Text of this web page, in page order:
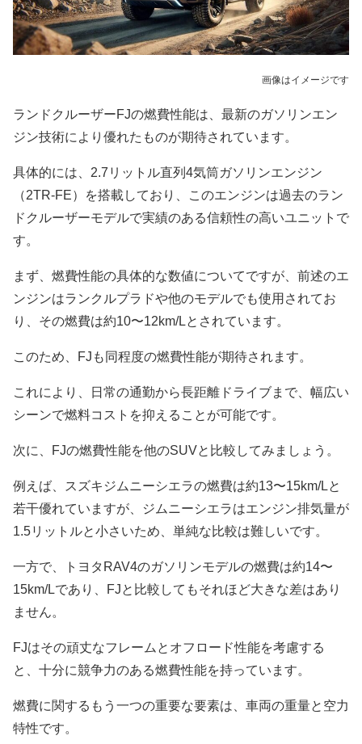
画像はイメージです
ランドクルーザーFJの燃費性能は、最新のガソリンエン
ジン技術により優れたものが期待されています。
具体的には、2.7リットル直列4気筒ガソリンエンジン
（2TR-FE）を搭載しており、このエンジンは過去のラン
ドクルーザーモデルで実績のある信頼性の高いユニットで
す。
まず、燃費性能の具体的な数値についてですが、前述のエ
ンジンはランクルプラドや他のモデルでも使用されてお
り、その燃費は約10〜12km/Lとされています。
このため、FJも同程度の燃費性能が期待されます。
これにより、日常の通勤から長距離ドライブまで、幅広い
シーンで燃料コストを抑えることが可能です。
次に、FJの燃費性能を他のSUVと比較してみましょう。
例えば、スズキジムニーシエラの燃費は約13〜15km/Lと
若干優れていますが、ジムニーシエラはエンジン排気量が
1.5リットルと小さいため、単純な比較は難しいです。
一方で、トヨタRAV4のガソリンモデルの燃費は約14〜
15km/Lであり、FJと比較してもそれほど大きな差はあり
ません。
FJはその頑丈なフレームとオフロード性能を考慮する
と、十分に競争力のある燃費性能を持っています。
燃費に関するもう一つの重要な要素は、車両の重量と空力
特性です。